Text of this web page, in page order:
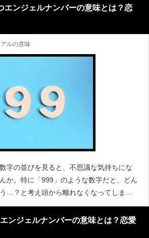
い天使のお告げのようなものです。なか
エンジェルナンバーの意味とは？恋
ルの意味
字の並びを見ると、不思議な気持ちにな
か。特に「999」のような数字だと、どん
…？と考え頭から離れなくなってしまう
にはすべてに意味があると言われていま
ージであるエンジェルナンバー999に
ンジェルナンバーの意味とは？恋愛